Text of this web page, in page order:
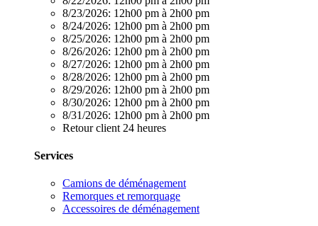
8/23/2026: 12h00 pm à 2h00 pm
8/24/2026: 12h00 pm à 2h00 pm
8/25/2026: 12h00 pm à 2h00 pm
8/26/2026: 12h00 pm à 2h00 pm
8/27/2026: 12h00 pm à 2h00 pm
8/28/2026: 12h00 pm à 2h00 pm
8/29/2026: 12h00 pm à 2h00 pm
8/30/2026: 12h00 pm à 2h00 pm
8/31/2026: 12h00 pm à 2h00 pm
Retour client 24 heures
Services
Camions de déménagement
Remorques et remorquage
Accessoires de déménagement